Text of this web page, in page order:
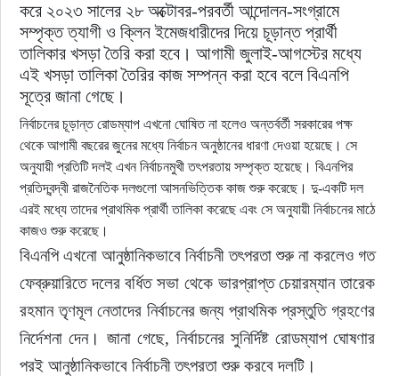
অন্যান্য
করে ২০২৩ সালের ২৮ অক্টোবর-পরবর্তী আন্দোলন-সংগ্রামে
সম্পৃক্ত ত্যাগী ও ক্লিন ইমেজধারীদের দিয়ে চূড়ান্ত প্রার্থী
তালিকার খসড়া তৈরি করা হবে। আগামী জুলাই-আগস্টের মধ্যে
এই খসড়া তালিকা তৈরির কাজ সম্পন্ন করা হবে বলে বিএনপি
সূত্রে জানা গেছে।
নির্বাচনের চূড়ান্ত রোডম্যাপ এখনো ঘোষিত না হলেও অন্তর্বর্তী সরকারের পক্ষ
থেকে আগামী বছরের জুনের মধ্যে নির্বাচন অনুষ্ঠানের ধারণা দেওয়া হয়েছে। সে
অনুযায়ী প্রতিটি দলই এখন নির্বাচনমুখী তৎপরতায় সম্পৃক্ত হয়েছে। বিএনপির
প্রতিদ্বন্দ্বী রাজনৈতিক দলগুলো আসনভিত্তিক কাজ শুরু করেছে। দু-একটি দল
এরই মধ্যে তাদের প্রাথমিক প্রার্থী তালিকা করেছে এবং সে অনুযায়ী নির্বাচনের মাঠে
কাজও শুরু করেছে।
বিএনপি এখনো আনুষ্ঠানিকভাবে নির্বাচনী তৎপরতা শুরু না করলেও গত
ফেব্রুয়ারিতে দলের বর্ধিত সভা থেকে ভারপ্রাপ্ত চেয়ারম্যান তারেক
রহমান তৃণমূল নেতাদের নির্বাচনের জন্য প্রাথমিক প্রস্তুতি গ্রহণের
নির্দেশনা দেন। জানা গেছে, নির্বাচনের সুনির্দিষ্ট রোডম্যাপ ঘোষণার
পরই আনুষ্ঠানিকভাবে নির্বাচনী তৎপরতা শুরু করবে দলটি।